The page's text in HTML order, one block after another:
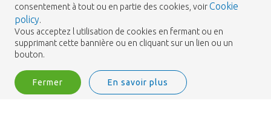
© 2026 -
Heemskerk Flowers is a trading name of BGH A.Heemskerk AZN b.v.
consentement à tout ou en partie des cookies, voirCookie
policy.
Vous acceptez l utilisation de cookies en fermant ou en
supprimant cette bannière ou en cliquant sur un lien ou un
bouton.
Fermer En savoir plus